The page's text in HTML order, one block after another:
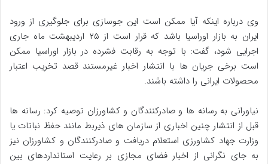
وی درباره اینکه آیا ممکن است این جوسازی برای جلوگیری از ورود
ایران به بازار اوراسیا باشد که قرار است از ۲۵ اردیبهشت ماه جاری
اجرایی شود، گفت: با توجه به رقابت فشرده در بازار اوراسیا ممکن
است برخی جریان‌ ها با انتشار اخبار غیرمستند قصد تخریب اعتبار
محصولات ایرانی را داشته باشند.
نیاورانی به رسانه ها و صادرکنندگان و کشاورزان توصیه کرد: رسانه‌ ها
قبل از انتشار چنین اخباری از سازمان‌ های ذیربط مانند حفظ نباتات یا
وزارت جهاد کشاورزی استعلام دریافت و صادرکنندگان و کشاورزان نیز
به جای نگرانی از اخبار فضای مجازی بر رعایت استانداردهای بین‌